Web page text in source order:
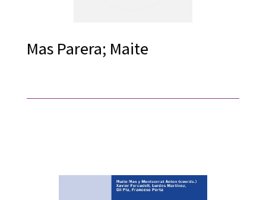
Mas Parera; Maite